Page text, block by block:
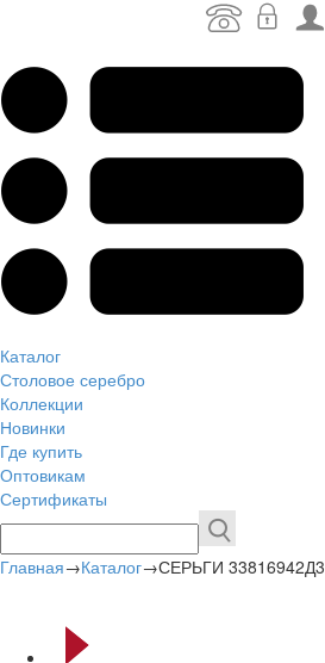
Каталог
Столовое серебро
Коллекции
Новинки
Где купить
Оптовикам
Сертификаты
Главная→Каталог→СЕРЬГИ 33816942Д3